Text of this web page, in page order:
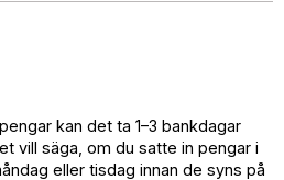
kan det ta 1–3 bankdagar
vill säga, om du satte in pengar i
eller tisdag innan de syns på